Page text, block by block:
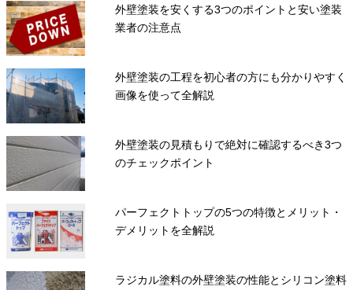
外壁塗装を安くする3つのポイントと安い塗装
業者の注意点
外壁塗装の工程を初心者の方にも分かりやすく
画像を使って全解説
外壁塗装の見積もりで絶対に確認するべき3つ
のチェックポイント
パーフェクトトップの5つの特徴とメリット・
デメリットを全解説
ラジカル塗料の外壁塗装の性能とシリコン塗料